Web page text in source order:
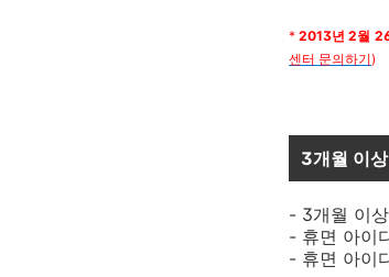
*2013년 2월
센터 문의하기)
3개월 이
- 3개월 이
- 휴면 아이
- 휴면 아이